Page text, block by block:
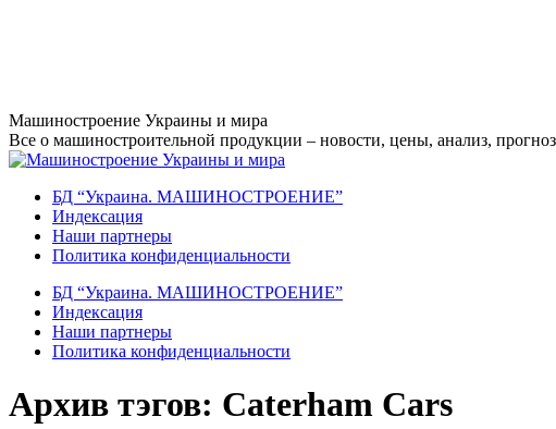
Перейти
к
содержанию
Машиностроение Украины и мира
Все о машиностроительной продукции – новости, цены, анализ,
БД “Украина. МАШИНОСТРОЕНИЕ”
Индекcация
Наши партнеры
Политика конфиденциальности
БД “Украина. МАШИНОСТРОЕНИЕ”
Индекcация
Наши партнеры
Политика конфиденциальности
Архив тэгов: Caterham Cars